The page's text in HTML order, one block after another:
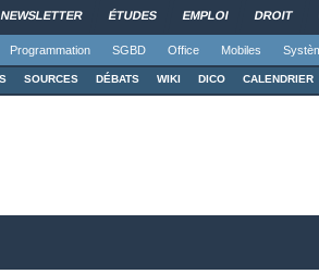
NEWSLETTER ÉTUDES EMPLOI DROIT
Programmation SGBD Office Mobiles
SOURCES DÉBATS WIKI DICO CALENDRIER